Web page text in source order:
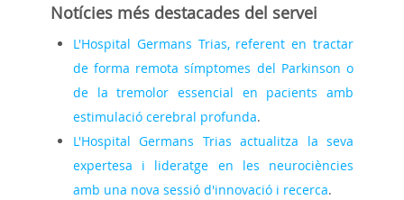
Notícies més destacades del servei
L'Hospital Germans Trias, referent en tractar
de forma remota símptomes del Parkinson o
de la tremolor essencial en pacients amb
estimulació cerebral profunda.
L'Hospital Germans Trias actualitza la seva
expertesa i lideratge en les neurociències
amb una nova sessió d'innovació i recerca.